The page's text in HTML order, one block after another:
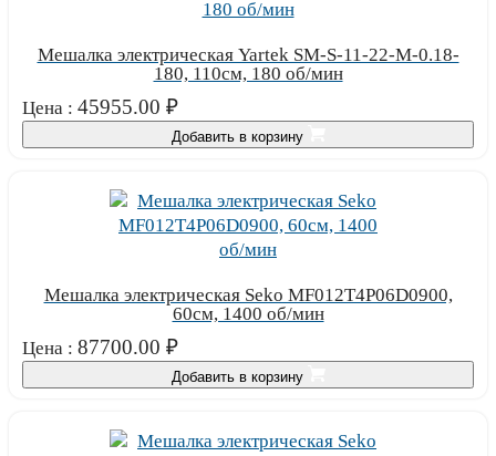
Мешалка электрическая Yartek SM-S-11-22-М-0.18-
180, 110см, 180 об/мин
Цена : 45955.00 ₽
Добавить в корзину
Мешалка электрическая Seko MF012T4P06D0900,
60см, 1400 об/мин
Цена : 87700.00 ₽
Добавить в корзину